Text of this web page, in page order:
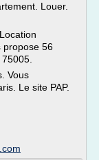
Louer.
propose 56
Vous
Le site PAP.